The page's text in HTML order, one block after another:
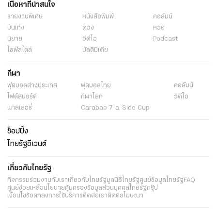
เนื้อหาที่น่าสนใจ
รายงานพิเศษ หนังสือพิมพ์
คอลัมน์
บันเทิง
ดวง
หวย
นิยาย
วิดีโอ
Podcast
ไลฟ์สไตล์
มัลติมีเดีย
กีฬา
ฟุตบอลต่่างประเทศ ฟุตบอลไทย
คอลัมน์
ไฟต์สปอร์ต
กีฬาโลก
วิดีโอ
แกลเลอรี่
Carabao 7-a-Side Cup
ช็อปปิ้ง
ไทยรัฐอีเวนต์
เกี่ยวกับไทยรัฐ
กิจกรรมร่วมงานกับเราเกี่ยวกับไทยรัฐมูลนิธิไทยรัฐศูนย์ข้อมูลไทยรัฐ FAQ
ศูนย์ช่วยเหลือนโยบายคุ้มครองข้อมูลส่วนบุคคลไทยรัฐกรุ๊ป
เงื่อนไขข้อตกลงการใช้บริการติดต่อเราติดต่อโฆษณา